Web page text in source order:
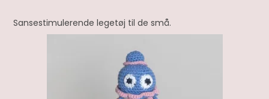
Sansestimulerende legetøj til de små.